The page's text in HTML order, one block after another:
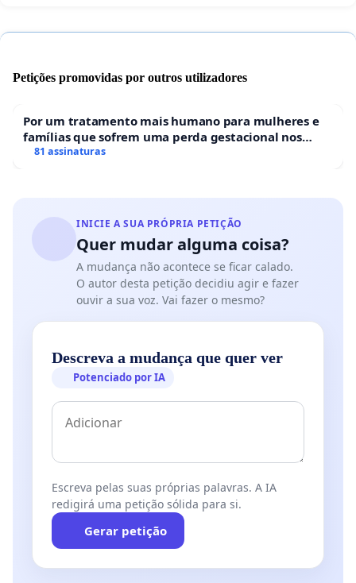
Petições promovidas por outros utilizadores
Por um tratamento mais humano para mulheres e
famílias que sofrem uma perda gestacional nos
hospitais portugueses
81 assinaturas
INICIE A SUA PRÓPRIA PETIÇÃO
Quer mudar alguma coisa?
A mudança não acontece se ficar calado.
O autor desta petição decidiu agir e fazer
ouvir a sua voz. Vai fazer o mesmo?
Descreva a mudança que quer ver
Potenciado por IA
Escreva pelas suas próprias palavras. A IA
redigirá uma petição sólida para si.
Gerar petição